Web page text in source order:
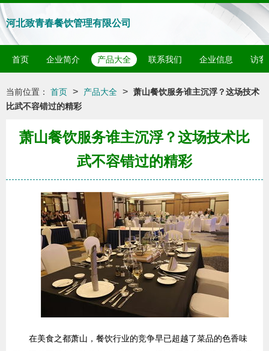
河北致青春餐饮管理有限公司
首页 企业简介 产品大全 联系我们 企业信息 访客
当前位置： 首页 > 产品大全 > 萧山餐饮服务谁主沉浮？这场技术
比武不容错过的精彩
萧山餐饮服务谁主沉浮？这场技术比
武不容错过的精彩
在美食之都萧山，餐饮行业的竞争早已超越了菜品的色香味